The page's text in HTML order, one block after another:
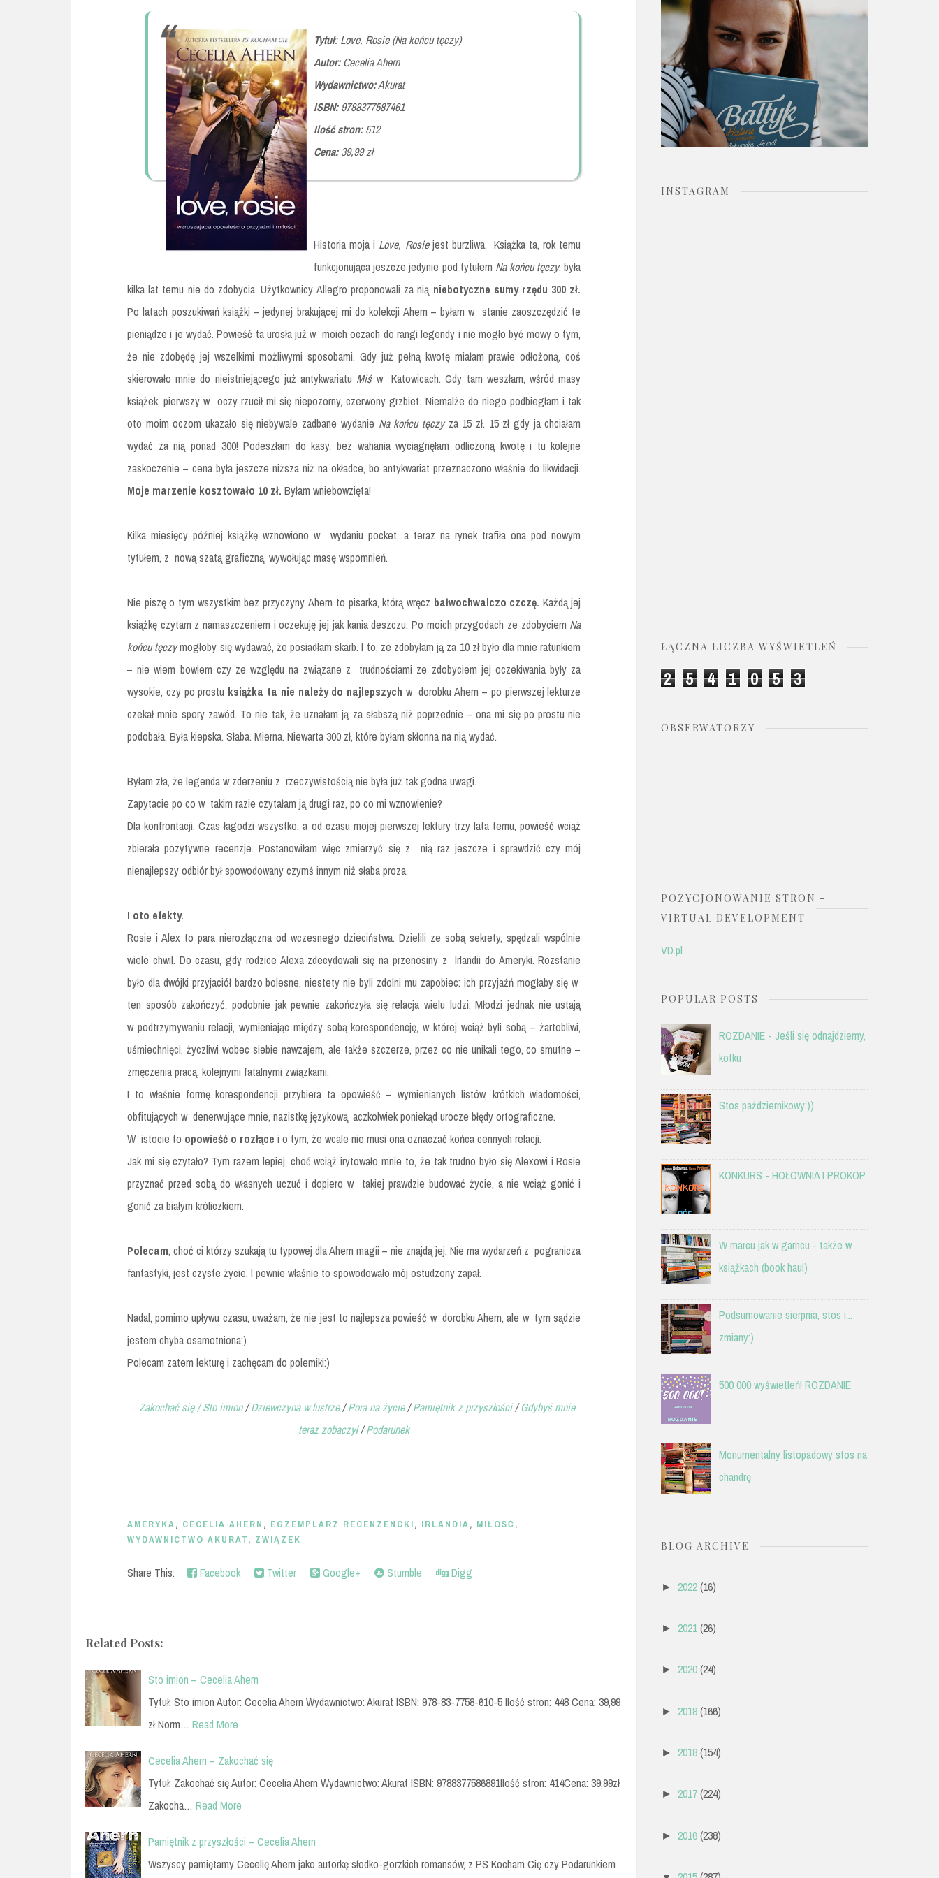
Tytuł: Love, Rosie (Na końcu tęczy)
Autor:Cecelia Ahern
Wydawnictwo:Akurat
ISBN: 9788377587461
Ilość stron:512
Cena:39,99 zł
Historia moja i Love, Rosiejest burzliwa. Książka ta, rok temu
funkcjonująca jeszcze jedynie pod tytułem Na końcu tęczy, była
kilka lat temu nie do zdobycia. Użytkownicy Allegro proponowali za nią niebotyczne sumy rzędu 300 zł.
Po latach poszukiwań książki – jedynej brakującej mi do kolekcji Ahern – byłam w stanie zaoszczędzić te
pieniądze i je wydać. Powieść ta urosła już w moich oczach do rangi legendy i nie mogło być mowy o tym,
że nie zdobędę jej wszelkimi możliwymi sposobami. Gdy już pełną kwotę miałam prawie odłożoną, coś
skierowało mnie do nieistniejącego już antykwariatu Miś w Katowicach. Gdy tam weszłam, wśród masy
książek, pierwszy w oczy rzucił mi się niepozorny, czerwony grzbiet. Niemalże do niego podbiegłam i tak
oto moim oczom ukazało się niebywale zadbane wydanie Na końcu tęczyza 15 zł. 15 zł gdy ja chciałam
wydać za nią ponad 300! Podeszłam do kasy, bez wahania wyciągnęłam odliczoną kwotę i tu kolejne
zaskoczenie – cena była jeszcze niższa niż na okładce, bo antykwariat przeznaczono właśnie do likwidacji.
Moje marzenie kosztowało 10 zł. Byłam wniebowzięta!
Kilka miesięcy później książkę wznowiono w wydaniu pocket, a teraz na rynek trafiła ona pod nowym
tytułem, z nową szatą graficzną, wywołując masę wspomnień.
Nie piszę o tym wszystkim bez przyczyny. Ahern to pisarka, którą wręcz bałwochwalczo czczę. Każdą jej
książkę czytam z namaszczeniem i oczekuję jej jak kania deszczu. Po moich przygodach ze zdobyciem Na
końcu tęczymogłoby się wydawać, że posiadłam skarb. I to, ze zdobyłam ją za 10 zł było dla mnie ratunkiem
– nie wiem bowiem czy ze względu na związane z trudnościami ze zdobyciem jej oczekiwania były za
wysokie, czy po prostu książka ta nie należy do najlepszych w dorobku Ahern – po pierwszej lekturze
czekał mnie spory zawód. To nie tak, że uznałam ją za słabszą niż poprzednie – ona mi się po prostu nie
podobała. Była kiepska. Słaba. Mierna. Niewarta 300 zł, które byłam skłonna na nią wydać.
Byłam zła, że legenda w zderzeniu z rzeczywistością nie była już tak godna uwagi.
Zapytacie po co w takim razie czytałam ją drugi raz, po co mi wznowienie?
Dla konfrontacji. Czas łagodzi wszystko, a od czasu mojej pierwszej lektury trzy lata temu, powieść wciąż
zbierała pozytywne recenzje. Postanowiłam więc zmierzyć się z nią raz jeszcze i sprawdzić czy mój
nienajlepszy odbiór był spowodowany czymś innym niż słaba proza.
I oto efekty.
Rosie i Alex to para nierozłączna od wczesnego dzieciństwa. Dzielili ze sobą sekrety, spędzali wspólnie
wiele chwil. Do czasu, gdy rodzice Alexa zdecydowali się na przenosiny z Irlandii do Ameryki. Rozstanie
było dla dwójki przyjaciół bardzo bolesne, niestety nie byli zdolni mu zapobiec: ich przyjaźń mogłaby się w
ten sposób zakończyć, podobnie jak pewnie zakończyła się relacja wielu ludzi. Młodzi jednak nie ustają
w podtrzymywaniu relacji, wymieniając między sobą korespondencję, w której wciąż byli sobą – żartobliwi,
uśmiechnięci, życzliwi wobec siebie nawzajem, ale także szczerze, przez co nie unikali tego, co smutne –
zmęczenia pracą, kolejnymi fatalnymi związkami.
I to właśnie formę korespondencji przybiera ta opowieść – wymienianych listów, krótkich wiadomości,
obfitujących w denerwujące mnie, nazistkę językową, aczkolwiek poniekąd urocze błędy ortograficzne.
W istocie to opowieść o rozłące i o tym, że wcale nie musi ona oznaczać końca cennych relacji.
Jak mi się czytało? Tym razem lepiej, choć wciąż irytowało mnie to, że tak trudno było się Alexowi i Rosie
przyznać przed sobą do własnych uczuć i dopiero w takiej prawdzie budować życie, a nie wciąż gonić i
gonić za białym króliczkiem.
Polecam, choć ci którzy szukają tu typowej dla Ahern magii – nie znajdą jej. Nie ma wydarzeń z pogranicza
fantastyki, jest czyste życie. I pewnie właśnie to spowodowało mój ostudzony zapał.
Nadal, pomimo upływu czasu, uważam, że nie jest to najlepsza powieść w dorobku Ahern, ale w tym sądzie
jestem chyba osamotniona:)
Polecam zatem lekturę i zachęcam do polemiki:)
Zakochać się / Sto imion/Dziewczyna w lustrze/Pora na życie/Pamiętnik z przyszłości/Gdybyś mnie
teraz zobaczył/Podarunek
AMERYKA, CECELIA AHERN , EGZEMPLARZ RECENZENCKI, IRLANDIA, MIŁOŚĆ ,
WYDAWNICTWO AKURAT, ZWIĄZEK
Share This: Facebook Twitter Google+ Stumble Digg
Related Posts:
Sto imion – Cecelia Ahern
Tytuł: Sto imion Autor: Cecelia Ahern Wydawnictwo: Akurat ISBN: 978-83-7758-610-5 Ilość stron: 448 Cena: 39,99
zł Norm… Read More
Cecelia Ahern – Zakochać się
Tytuł: Zakochać się Autor: Cecelia Ahern Wydawnictwo: Akurat ISBN: 9788377586891Ilość stron: 414Cena: 39,99zł
Zakocha… Read More
Pamiętnik z przyszłości – Cecelia Ahern
Wszyscy pamiętamy Cecelię Ahern jako autorkę słodko-gorzkich romansów, z PS Kocham Cię czy Podarunkiem
o
r
:
INSTAGRAM
ŁĄCZNA LICZBA WYŚWIETLEŃ
2 5 4 1 0 5 3
OBSERWATORZY
POZYCJONOWANIE STRON -
VIRTUAL DEVELOPMENT
VD.pl
POPULAR POSTS
ROZDANIE - Jeśli się odnajdziemy,
kotku
Stos październikowy:))
KONKURS - HOŁOWNIA I PROKOP
W marcu jak w garncu - także w
książkach (book haul)
Podsumowanie sierpnia, stos i...
zmiany:)
500 000 wyświetleń! ROZDANIE
Monumentalny listopadowy stos na
chandrę
BLOG ARCHIVE
► 2022 (16)
► 2021 (26)
► 2020 (24)
► 2019 (166)
► 2018 (154)
► 2017 (224)
► 2016 (238)